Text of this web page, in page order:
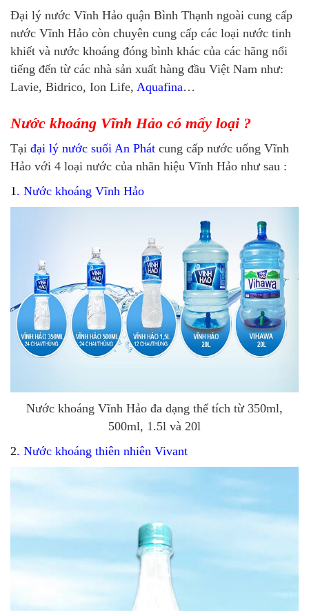
Đại lý nước Vĩnh Hảo quận Bình Thạnh ngoài cung cấp
nước Vĩnh Hảo còn chuyên cung cấp các loại nước tinh
khiết và nước khoáng đóng bình khác của các hãng nổi
tiếng đến từ các nhà sản xuất hàng đầu Việt Nam như:
Lavie, Bidrico, Ion Life, Aquafina…
Nước khoáng Vĩnh Hảo có mấy loại ?
Tại đại lý nước suối An Phát cung cấp nước uống Vĩnh
Hảo với 4 loại nước của nhãn hiệu Vĩnh Hảo như sau :
1. Nước khoáng Vĩnh Hảo
Nước khoáng Vĩnh Hảo đa dạng thể tích từ 350ml,
500ml, 1.5l và 20l
2. Nước khoáng thiên nhiên Vivant